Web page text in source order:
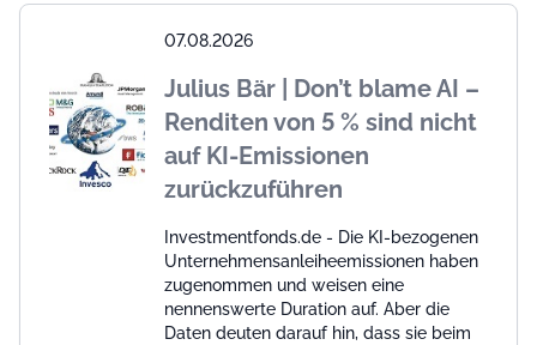
07.08.2026
Julius Bär | Don’t blame AI –
Renditen von 5 % sind nicht
auf KI-Emissionen
zurückzuführen
Investmentfonds.de - Die KI-bezogenen
Unternehmensanleiheemissionen haben
zugenommen und weisen eine
nennenswerte Duration auf. Aber die
Daten deuten darauf hin, dass sie beim